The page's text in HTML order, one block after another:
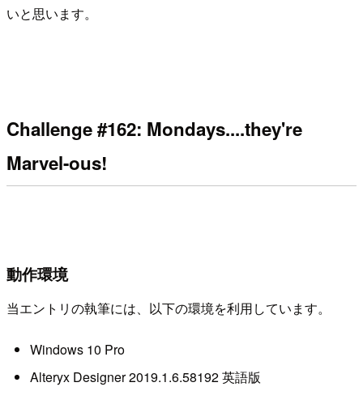
いと思います。
Challenge #162: Mondays....they're
Marvel-ous!
動作環境
当エントリの執筆には、以下の環境を利用しています。
Windows 10 Pro
Alteryx Designer 2019.1.6.58192 英語版